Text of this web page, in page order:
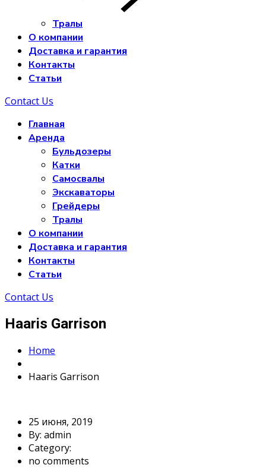
Тралы
О компании
Доставка и гарантия
Контакты
Статьи
Contact Us
Главная
Аренда
Бульдозеры
Катки
Самосвалы
Экскаваторы
Грейдеры
Тралы
О компании
Доставка и гарантия
Контакты
Статьи
Contact Us
Haaris Garrison
Home
Haaris Garrison
25 июня, 2019
By: admin
Category:
no comments